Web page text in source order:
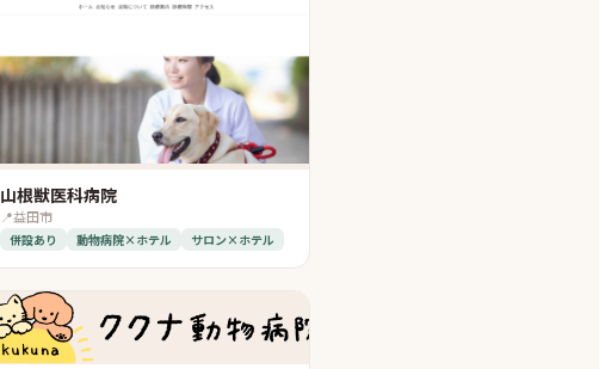
山根獣医科病院
📍益田市
併設あり 動物病院×ホテル サロン×ホテル